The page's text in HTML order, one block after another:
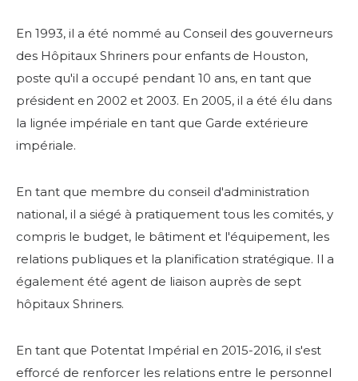
En 1993, il a été nommé au Conseil des gouverneurs
des Hôpitaux Shriners pour enfants de Houston,
poste qu'il a occupé pendant 10 ans, en tant que
président en 2002 et 2003. En 2005, il a été élu dans
la lignée impériale en tant que Garde extérieure
impériale.
En tant que membre du conseil d'administration
national, il a siégé à pratiquement tous les comités, y
compris le budget, le bâtiment et l'équipement, les
relations publiques et la planification stratégique. Il a
également été agent de liaison auprès de sept
hôpitaux Shriners.
En tant que Potentat Impérial en 2015-2016, il s'est
efforcé de renforcer les relations entre le personnel